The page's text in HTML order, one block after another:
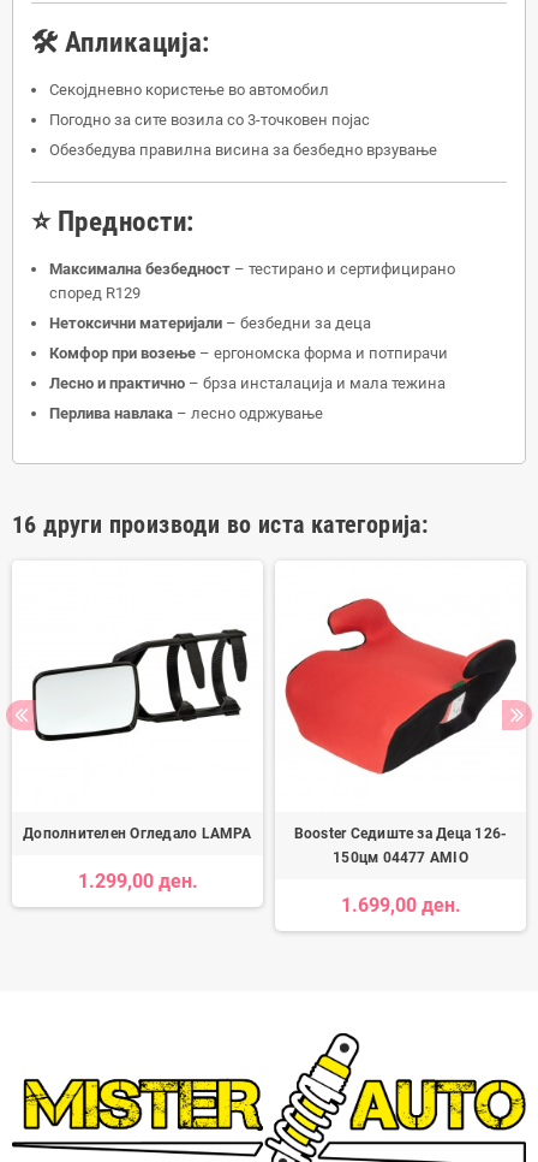
🛠️ Апликација:
Секојдневно користење во автомобил
Погодно за сите возила со 3-точковен појас
Обезбедува правилна висина за безбедно врзување
⭐ Предности:
Максимална безбедност – тестирано и сертифицирано
според R129
Нетоксични материјали – безбедни за деца
Комфор при возење – ергономска форма и потпирачи
Лесно и практично – брза инсталација и мала тежина
Перлива навлака – лесно одржување
16 други производи во иста категорија:
Дополнителен Огледало LAMPA
1.299,00 ден.
Booster Седиште за Деца 126-
150цм 04477 AMIO
1.699,00 ден.